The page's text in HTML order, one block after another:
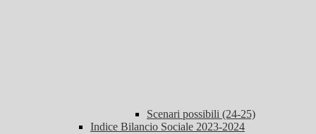
Scenari possibili (24-25)
Indice Bilancio Sociale 2023-2024